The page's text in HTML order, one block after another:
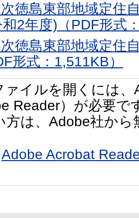
徳島東部地域定住
2年度)（PDF形式
徳島東部地域定住
形式：1,511KB）
ァイルを開くには
Reader）が必要で
方は、Adobe社か
Adobe Acrobat